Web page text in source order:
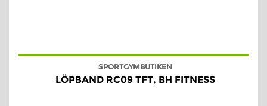
SPORTGYMBUTIKEN
LÖPBAND RC09 TFT, BH FITNESS